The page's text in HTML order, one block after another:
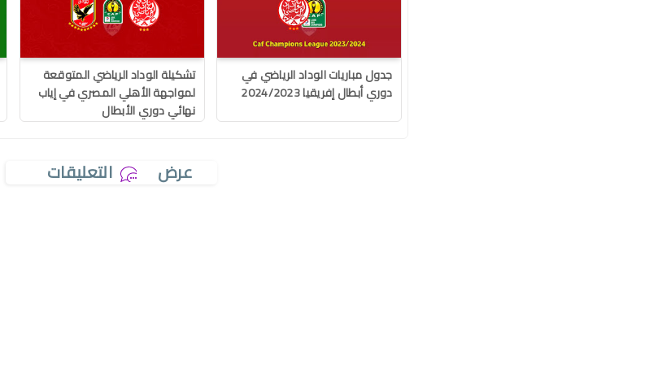
جدول مباريات الوداد الرياضي في
دوري أبطال إفريقيا 2024/2023
تشكيلة الوداد الرياضي المتوقعة
لمواجهة الأهلي المصري في إياب
نهائي دوري الأبطال
عرض التعليقات